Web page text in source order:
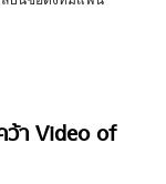
ว้า Video of